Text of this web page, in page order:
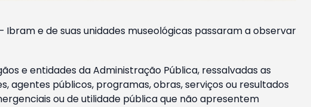
Ibram e de suas unidades museológicas passaram a observar
e entidades da Administração Pública, ressalvadas as
agentes públicos, programas, obras, serviços ou resultados
ou de utilidade pública que não apresentem